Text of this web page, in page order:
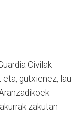
Civilak
eta, gutxienez, lau
zakutan